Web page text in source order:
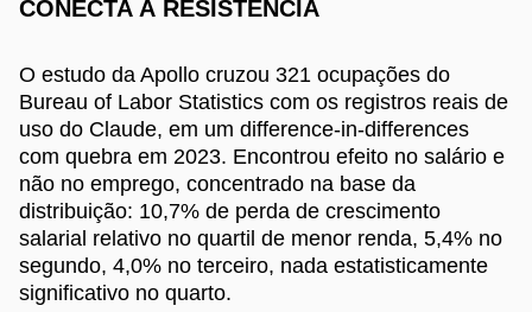
CONECTA À RESISTÊNCIA
O estudo da Apollo cruzou 321 ocupações do
Bureau of Labor Statistics com os registros reais de
uso do Claude, em um difference-in-differences
com quebra em 2023. Encontrou efeito no salário e
não no emprego, concentrado na base da
distribuição: 10,7% de perda de crescimento
salarial relativo no quartil de menor renda, 5,4% no
segundo, 4,0% no terceiro, nada estatisticamente
significativo no quarto.